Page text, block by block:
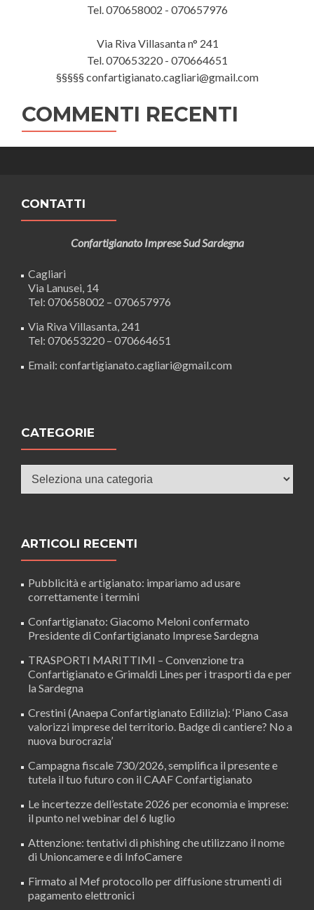
Tel. 070658002 - 070657976
Via Riva Villasanta n° 241
Tel. 070653220 - 070664651
§§§§§ confartigianato.cagliari@gmail.com
COMMENTI RECENTI
CONTATTI
Confartigianato Imprese Sud Sardegna
Cagliari
Via Lanusei, 14
Tel: 070658002 – 070657976
Via Riva Villasanta, 241
Tel: 070653220 – 070664651
Email: confartigianato.cagliari@gmail.com
CATEGORIE
ARTICOLI RECENTI
Pubblicità e artigianato: impariamo ad usare
correttamente i termini
Confartigianato: Giacomo Meloni confermato
Presidente di Confartigianato Imprese Sardegna
TRASPORTI MARITTIMI – Convenzione tra
Confartigianato e Grimaldi Lines per i trasporti da e per
la Sardegna
Crestini (Anaepa Confartigianato Edilizia): ‘Piano Casa
valorizzi imprese del territorio. Badge di cantiere? No a
nuova burocrazia’
Campagna fiscale 730/2026, semplifica il presente e
tutela il tuo futuro con il CAAF Confartigianato
Le incertezze dell’estate 2026 per economia e imprese:
il punto nel webinar del 6 luglio
Attenzione: tentativi di phishing che utilizzano il nome
di Unioncamere e di InfoCamere
Firmato al Mef protocollo per diffusione strumenti di
pagamento elettronici